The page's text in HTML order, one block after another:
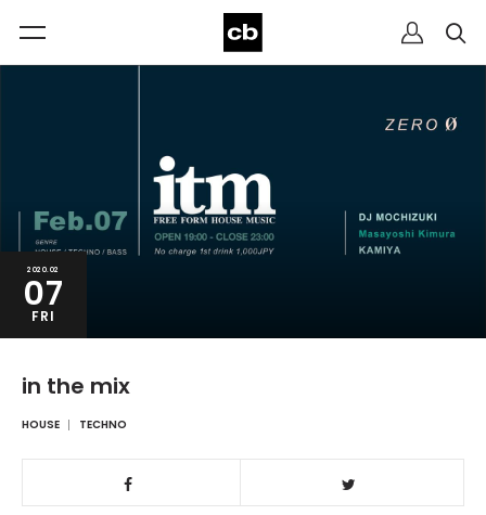
2020.02
07
FRI
in the mix
HOUSE TECHNO